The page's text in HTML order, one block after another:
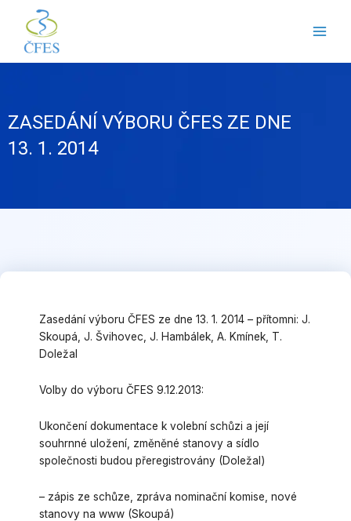
Přeskočit
obsah
ZASEDÁNÍ VÝBORU ČFES ZE DNE
13. 1. 2014
Zasedání výboru ČFES ze dne 13. 1. 2014 – přítomni: J.
Skoupá, J. Švihovec, J. Hambálek, A. Kmínek, T.
Doležal
Volby do výboru ČFES 9.12.2013:
Ukončení dokumentace k volební schůzi a její
souhrnné uložení, změněné stanovy a sídlo
společnosti budou přeregistrovány (Doležal)
– zápis ze schůze, zpráva nominační komise, nové
stanovy na www (Skoupá)